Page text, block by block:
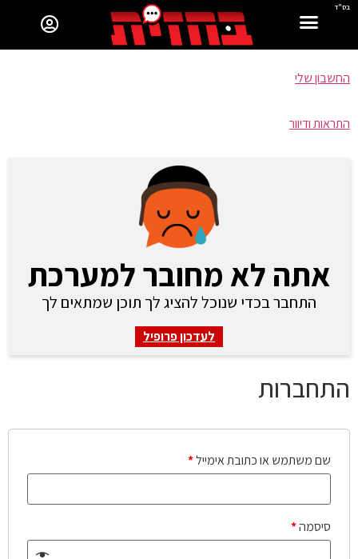
בס"ד
החשבון שלי
התראות ודיוור
אתה לא מחובר למערכת
התחבר בכדי שנוכל להציג לך תוכן שמתאים לך
לעדכון פרופיל
התחברות
שם משתמש או כתובת אימייל*
סיסמה*